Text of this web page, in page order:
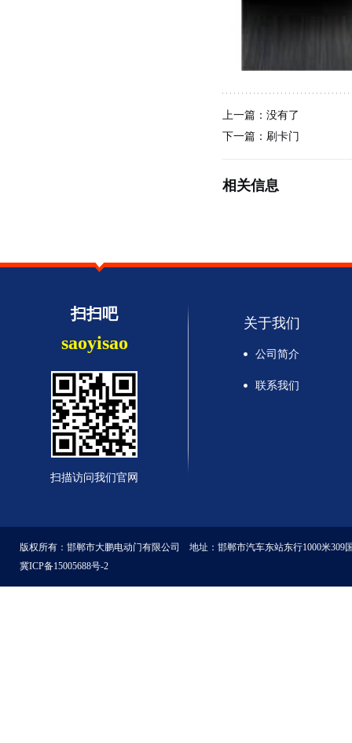
上一篇： 没有了
下一篇： 刷卡门
相关信息
扫扫吧
saoyisao
扫描访问我们官网
关于我们
公司简介
联系我们
版权所有：邯郸市大鹏电动门有限公司 地址：邯郸市汽车东站东行1000米309
冀ICP备15005688号-2